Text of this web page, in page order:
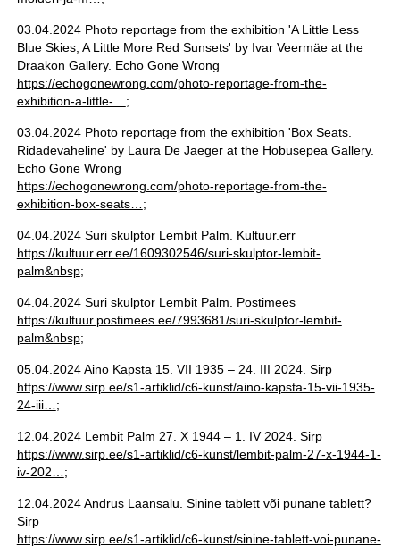
03.04.2024 Photo reportage from the exhibition 'A Little Less
Blue Skies, A Little More Red Sunsets' by Ivar Veermäe at the
Draakon Gallery. Echo Gone Wrong
https://echogonewrong.com/photo-reportage-from-the-
exhibition-a-little-… ;
03.04.2024 Photo reportage from the exhibition 'Box Seats.
Ridadevaheline' by Laura De Jaeger at the Hobusepea Gallery.
Echo Gone Wrong
https://echogonewrong.com/photo-reportage-from-the-
exhibition-box-seats… ;
04.04.2024 Suri skulptor Lembit Palm. Kultuur.err
https://kultuur.err.ee/1609302546/suri-skulptor-lembit-
palm&nbsp;
04.04.2024 Suri skulptor Lembit Palm. Postimees
https://kultuur.postimees.ee/7993681/suri-skulptor-lembit-
palm&nbsp;
05.04.2024 Aino Kapsta 15. VII 1935 – 24. III 2024. Sirp
https://www.sirp.ee/s1-artiklid/c6-kunst/aino-kapsta-15-vii-1935-
24-iii… ;
12.04.2024 Lembit Palm 27. X 1944 – 1. IV 2024. Sirp
https://www.sirp.ee/s1-artiklid/c6-kunst/lembit-palm-27-x-1944-1-
iv-202… ;
12.04.2024 Andrus Laansalu. Sinine tablett või punane tablett?
Sirp
https://www.sirp.ee/s1-artiklid/c6-kunst/sinine-tablett-voi-punane-